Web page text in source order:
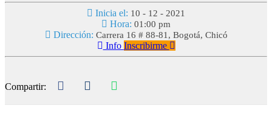
Inicia el: 10 - 12 - 2021
Hora: 01:00 pm
Dirección: Carrera 16 # 88-81, Bogotá, Chicó
Info Inscribirme
Compartir: